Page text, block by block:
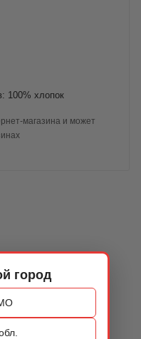
город
100% хлопок
магазина и может